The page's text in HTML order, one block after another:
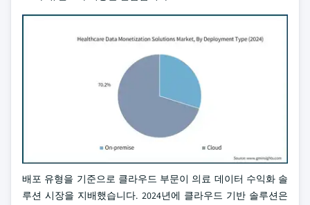
배포 유형을 기준으로 클라우드 부문이 의료 데이터 수익화 솔
루션 시장을 지배했습니다. 2024년에 클라우드 기반 솔루션은